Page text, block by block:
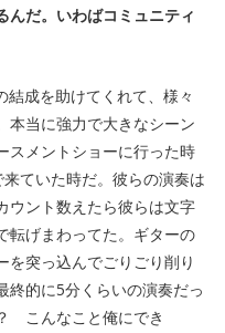
んだ。いわばコミュニティ
成を助けてくれて、様々
本当に強力で大きなシーン
スメントショーに行った時
ていた時だ。彼らの演奏は
ウント数えたら彼らは文字
転げまわってた。ギターの
を突っ込んでごりごり削り
終的に5分くらいの演奏だっ
こんなこと俺にでき